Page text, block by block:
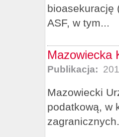
bioasekurację
ASF, w tym...
Mazowiecka
Publikacja:
Mazowiecki
podatkową, w
zagranicznych.